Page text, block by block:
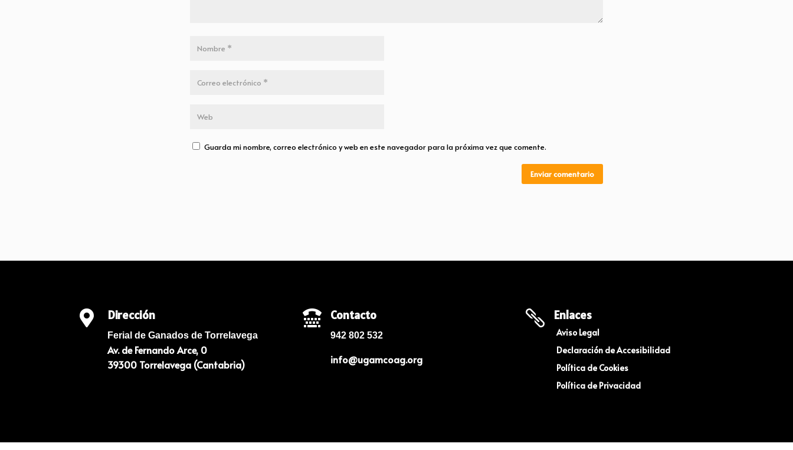
Guarda mi nombre, correo electrónico y web en este navegador para la próxima vez que comente.
Enviar comentario
 Dirección
Ferial de Ganados de Torrelavega
Av. de Fernando Arce, 0
39300 Torrelavega (Cantabria)
 Contacto
942 802 532
info@ugamcoag.org
 Enlaces
Aviso Legal
Declaración de Accesibilidad
Política de Cookies
Política de Privacidad